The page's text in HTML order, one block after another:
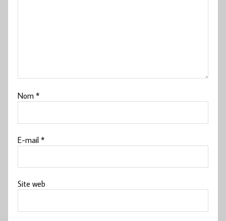
Nom*
E-mail*
Site web